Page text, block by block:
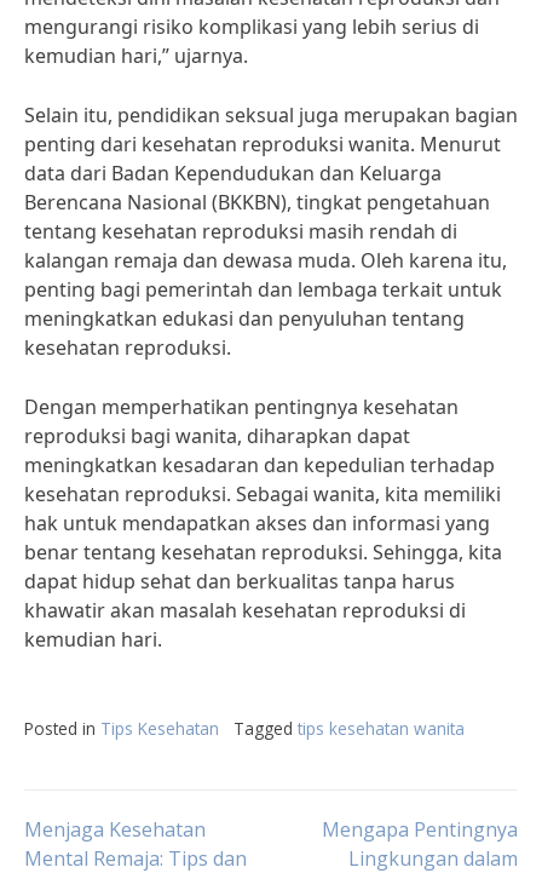
mengurangi risiko komplikasi yang lebih serius di
kemudian hari,” ujarnya.
Selain itu, pendidikan seksual juga merupakan bagian
penting dari kesehatan reproduksi wanita. Menurut
data dari Badan Kependudukan dan Keluarga
Berencana Nasional (BKKBN), tingkat pengetahuan
tentang kesehatan reproduksi masih rendah di
kalangan remaja dan dewasa muda. Oleh karena itu,
penting bagi pemerintah dan lembaga terkait untuk
meningkatkan edukasi dan penyuluhan tentang
kesehatan reproduksi.
Dengan memperhatikan pentingnya kesehatan
reproduksi bagi wanita, diharapkan dapat
meningkatkan kesadaran dan kepedulian terhadap
kesehatan reproduksi. Sebagai wanita, kita memiliki
hak untuk mendapatkan akses dan informasi yang
benar tentang kesehatan reproduksi. Sehingga, kita
dapat hidup sehat dan berkualitas tanpa harus
khawatir akan masalah kesehatan reproduksi di
kemudian hari.
Posted in Tips Kesehatan Tagged tips kesehatan wanita
Post
Menjaga Kesehatan
Mental Remaja: Tips dan
Mengapa Pentingnya
Lingkungan dalam